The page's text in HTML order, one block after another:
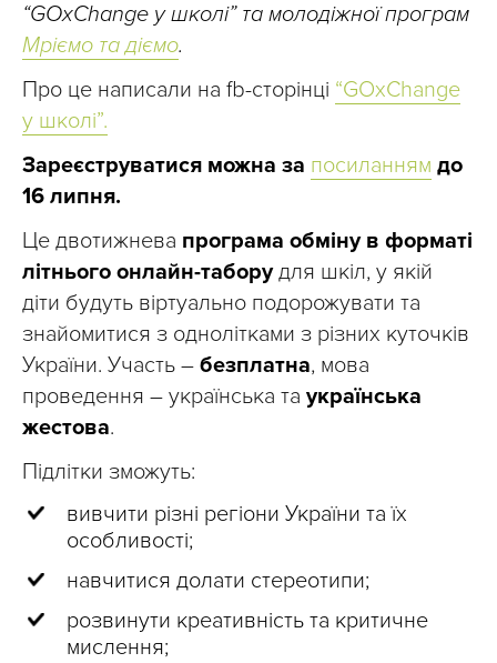
“GOxChange у школі” та молодіжної програм
Мріємо та діємо.
Про це написали на fb-сторінці “GOxChange
у школі”.
Зареєструватися можна за посиланням до
16 липня.
Це двотижнева програма обміну в форматі
літнього онлайн-таборудля шкіл, у якій
діти будуть віртуально подорожувати та
знайомитися з однолітками з різних куточків
України. Участь – безплатна, мова
проведення – українська та українська
жестова.
Підлітки зможуть:
вивчити різні регіони України та їх
особливості;
навчитися долати стереотипи;
розвинути креативність та критичне
мислення;